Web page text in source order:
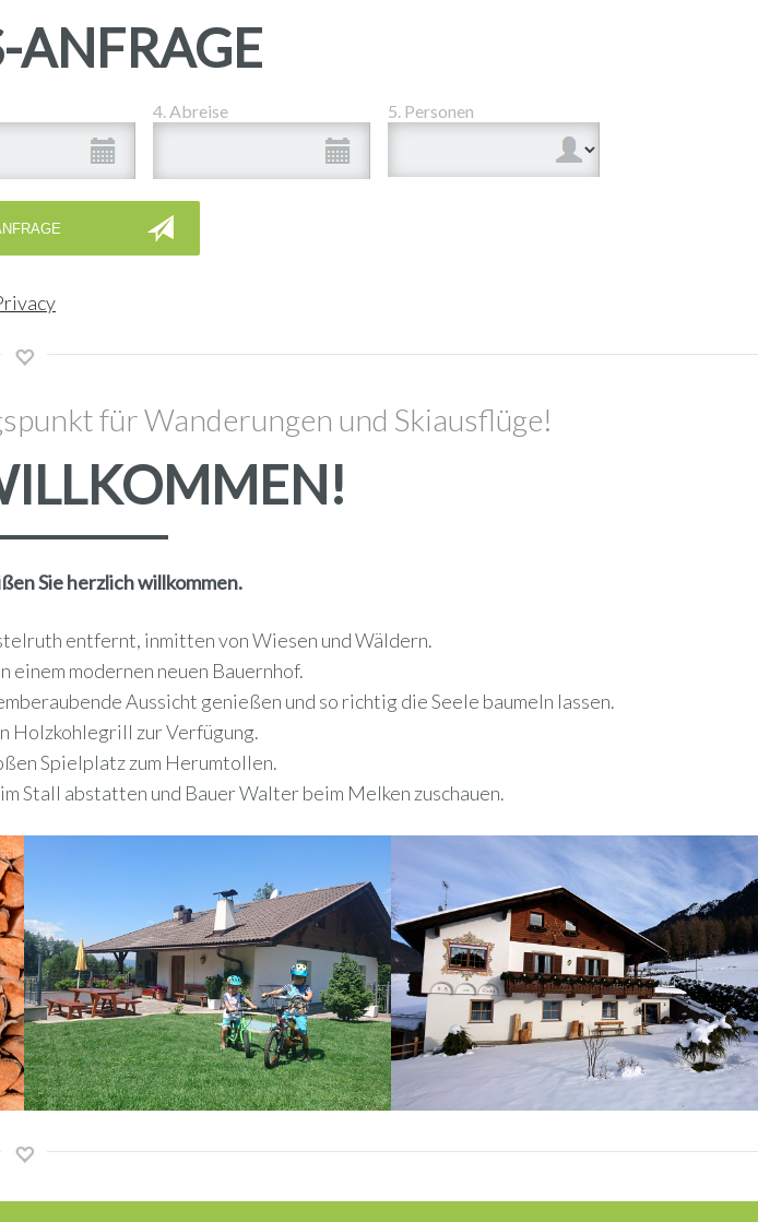
ANFRAGE
4. Abreise 5. Personen
für Wanderungen und Skiausflüge!
Sie herzlich willkommen.
entfernt, inmitten von Wiesen und Wäldern.
einem modernen neuen Bauernhof.
Aussicht genießen und so richtig die Seele baumeln lassen.
Holzkohlegrill zur Verfügung.
Spielplatz zum Herumtollen.
Stall abstatten und Bauer Walter beim Melken zuschauen.